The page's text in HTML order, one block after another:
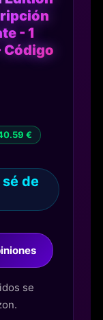
- 1
Código
€
de
se